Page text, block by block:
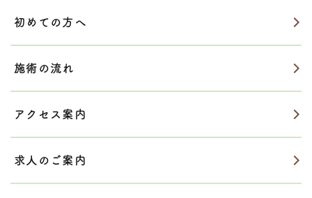
初めての方へ
施術の流れ
アクセス案内
求人のご案内